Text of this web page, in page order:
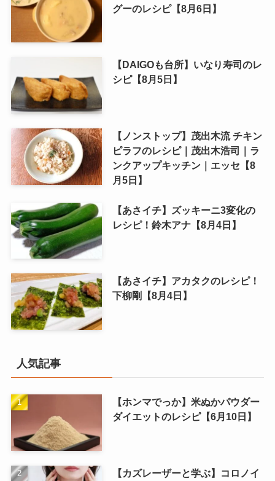
グーのレシピ【8月6日】
【DAIGOも台所】いなり寿司のレ
シピ【8月5日】
【ノンストップ】茂出木流 チキン
ピラフのレシピ｜茂出木浩司｜ラ
ンクアップキッチン｜エッセ【8
月5日】
【あさイチ】ズッキーニ3変化の
レシピ！鈴木アナ【8月4日】
【あさイチ】アカタクのレシピ！
下柳剛【8月4日】
人気記事
【ホンマでっか】米ぬかパウダー
ダイエットのレシピ【6月10日】
【カズレーザーと学ぶ】コロノイ